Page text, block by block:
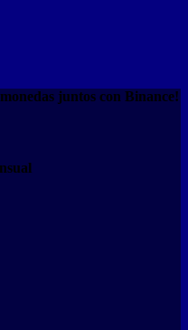
juntos con Binance!